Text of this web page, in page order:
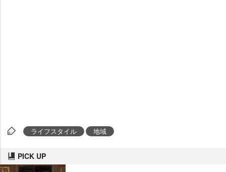
ライフスタイル 地域
PICK UP